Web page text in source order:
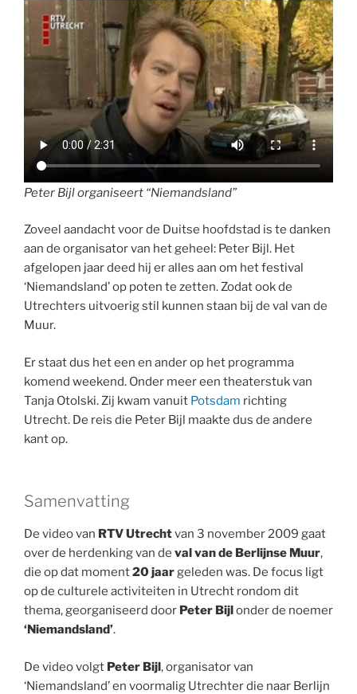
Peter Bijl organiseert “Niemandsland”
Zoveel aandacht voor de Duitse hoofdstad is te danken
aan de organisator van het geheel: Peter Bijl. Het
afgelopen jaar deed hij er alles aan om het festival
‘Niemandsland’ op poten te zetten. Zodat ook de
Utrechters uitvoerig stil kunnen staan bij de val van de
Muur.
Er staat dus het een en ander op het programma
komend weekend. Onder meer een theaterstuk van
Tanja Otolski. Zij kwam vanuit Potsdam richting
Utrecht. De reis die Peter Bijl maakte dus de andere
kant op.
Samenvatting
De video van RTV Utrechtvan 3 november 2009 gaat
over de herdenking van de val van de Berlijnse Muur,
die op dat moment20 jaargeleden was. De focus ligt
op de culturele activiteiten in Utrecht rondom dit
thema, georganiseerd door Peter Bijlonder de noemer
‘Niemandsland’.
De video volgt Peter Bijl, organisator van
‘Niemandsland’ en voormalig Utrechter die naar Berlijn